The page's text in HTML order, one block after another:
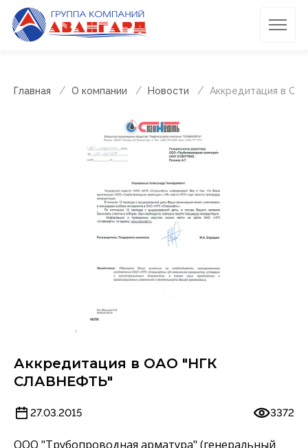
Главная О компании Новости Аккредитация в
Аккредитация в ОАО "НГК
СЛАВНЕФТЬ"
27.03.2015 3372
ООО "Трубопроводная арматура" (генеральный